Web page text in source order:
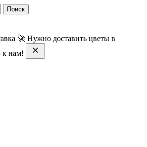
Поиск
🚀 Нужно доставить цветы в
к нам!